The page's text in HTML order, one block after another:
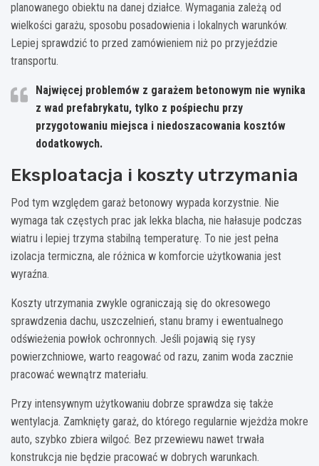
planowanego obiektu na danej działce. Wymagania zależą od
wielkości garażu, sposobu posadowienia i lokalnych warunków.
Lepiej sprawdzić to przed zamówieniem niż po przyjeździe
transportu.
Najwięcej problemów z garażem betonowym nie wynika
z wad prefabrykatu, tylko z pośpiechu przy
przygotowaniu miejsca i niedoszacowania kosztów
dodatkowych.
Eksploatacja i koszty utrzymania
Pod tym względem garaż betonowy wypada korzystnie. Nie
wymaga tak częstych prac jak lekka blacha, nie hałasuje podczas
wiatru i lepiej trzyma stabilną temperaturę. To nie jest pełna
izolacja termiczna, ale różnica w komforcie użytkowania jest
wyraźna.
Koszty utrzymania zwykle ograniczają się do okresowego
sprawdzenia dachu, uszczelnień, stanu bramy i ewentualnego
odświeżenia powłok ochronnych. Jeśli pojawią się rysy
powierzchniowe, warto reagować od razu, zanim woda zacznie
pracować wewnątrz materiału.
Przy intensywnym użytkowaniu dobrze sprawdza się także
wentylacja. Zamknięty garaż, do którego regularnie wjeżdża mokre
auto, szybko zbiera wilgoć. Bez przewiewu nawet trwała
konstrukcja nie będzie pracować w dobrych warunkach.